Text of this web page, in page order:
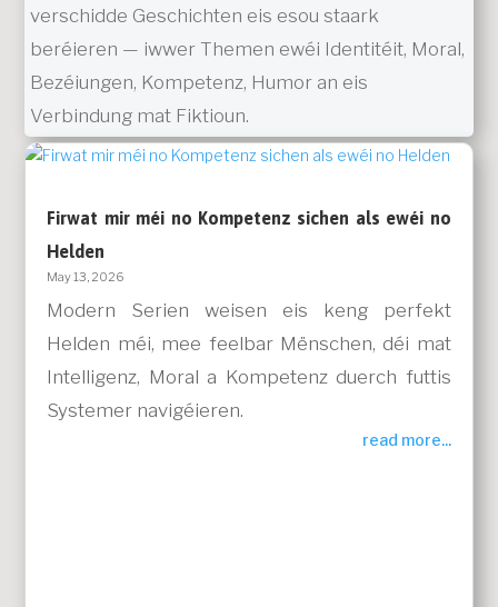
verschidde Geschichten eis esou staark
beréieren — iwwer Themen ewéi Identitéit, Moral,
Bezéiungen, Kompetenz, Humor an eis
Verbindung mat Fiktioun.
Firwat mir méi no Kompetenz sichen als ewéi no
Helden
May 13, 2026
Modern Serien weisen eis keng perfekt
Helden méi, mee feelbar Mënschen, déi mat
Intelligenz, Moral a Kompetenz duerch futtis
Systemer navigéieren.
read more...